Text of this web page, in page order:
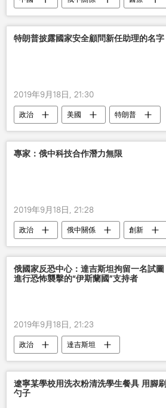
俄羅斯
特朗普披露國家安全顧問新任助理的名字
2019年9月18日, 21:30
政治 美國
特朗普
約翰•博爾頓
國家安全
專家：俄中科技合作潛力無限
2019年9月18日, 21:28
政治 俄中關係 創新
俄國家反恐中心：達吉斯坦拘留一名試圖
進行恐怖襲擊的“伊斯蘭國”支持者
2019年9月18日, 21:23
政治 達吉斯坦
遼寧某學校用洗衣粉清洗學生餐具 用腳刷
勺子